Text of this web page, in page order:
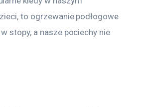
to ogrzewanie podłogowe
stopy, a nasze pociechy nie